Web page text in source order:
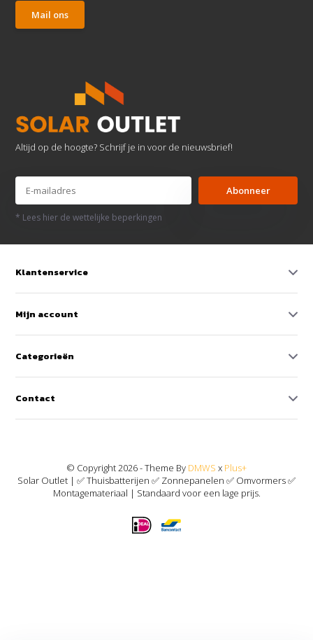
Mail ons
Altijd op de hoogte? Schrijf je in voor de nieuwsbrief!
Abonneer
* Lees hier de wettelijke beperkingen
Klantenservice
Mijn account
Categorieën
Contact
© Copyright 2026 - Theme By DMWS x Plus+
Solar Outlet | ✅ Thuisbatterijen ✅ Zonnepanelen ✅ Omvormers ✅
Montagemateriaal | Standaard voor een lage prijs.